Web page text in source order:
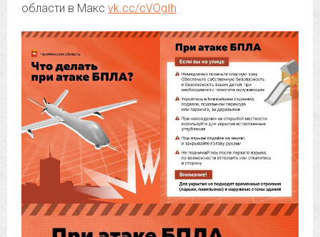
области в Mакс vk.cc/cVOgIh